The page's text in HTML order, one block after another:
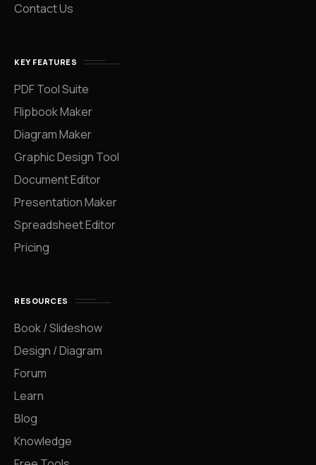
Contact Us
KEY FEATURES
PDF Tool Suite
Flipbook Maker
Diagram Maker
Graphic Design Tool
Document Editor
Presentation Maker
Spreadsheet Editor
Pricing
RESOURCES
Book / Slideshow
Design / Diagram
Forum
Learn
Blog
Knowledge